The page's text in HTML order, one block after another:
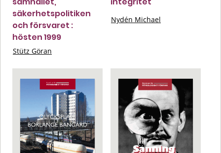
säkerhetspolitiken
och försvaret :
hösten 1999
Stütz Göran
Nydén Michael